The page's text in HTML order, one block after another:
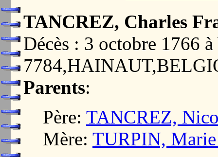
TANCREZ, Charles
Décès : 3 octobre 1766
Parents:
Père: TANCREZ,
Mère: TURPIN,